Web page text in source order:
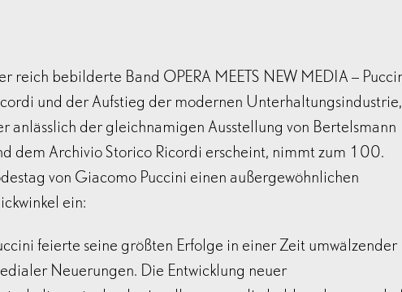
reich bebilderte Band OPERA MEETS NEW MEDIA –
und der Aufstieg der modernen Unterhaltungsindustrie,
anlässlich der gleichnamigen Ausstellung von Bertelsmann
dem Archivio Storico Ricordi erscheint, nimmt zum 100.
von Giacomo Puccini einen außergewöhnlichen
ein:
feierte seine größten Erfolge in einer Zeit umwälzender
Neuerungen. Die Entwicklung neuer